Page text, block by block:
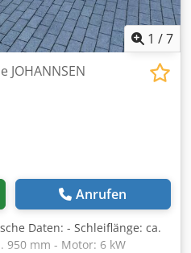
1 /7
Anrufen
Daten: - Schleiflänge: ca.
950 mm - Motor: 6 kW